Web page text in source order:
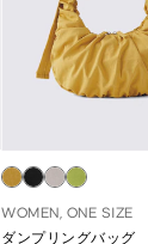
WOMEN, ONE SIZE
ダンプリングバッグ